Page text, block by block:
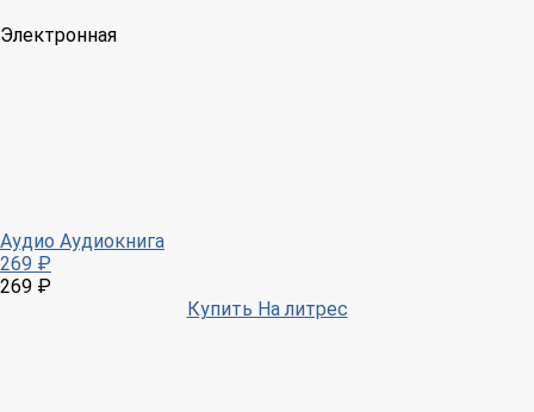
Электронная
Аудио Аудиокнига
269 ₽
269 ₽
Купить На литрес